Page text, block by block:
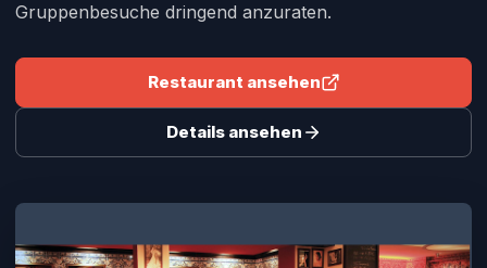
Gruppenbesuche dringend anzuraten.
Restaurant ansehen
Details ansehen